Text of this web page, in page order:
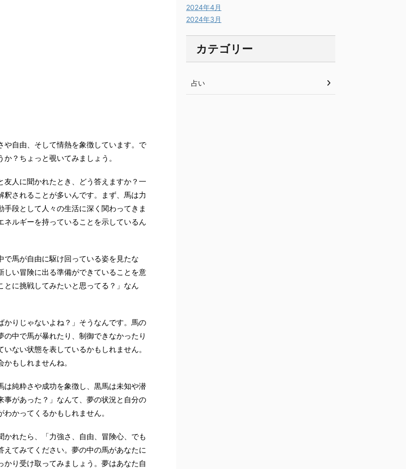
自由、そして情熱を象徴しています。で
？ちょっと覗いてみましょう。
友人に聞かれたとき、どう答えますか？一
されることが多いんです。まず、馬は力
段として人々の生活に深く関わってきま
ルギーを持っていることを示しているん
で馬が自由に駆け回っている姿を見たな
しい冒険に出る準備ができていることを意
に挑戦してみたいと思ってる？」なん
かりじゃないよね？」そうなんです。馬の
中で馬が暴れたり、制御できなかったり
ない状態を表しているかもしれません。
もしれませんね。
は純粋さや成功を象徴し、黒馬は未知や潜
があった？」なんて、夢の状況と自分の
かってくるかもしれません。
かれたら、「力強さ、自由、冒険心、でも
てみてください。夢の中の馬があなたに
り受け取ってみましょう。夢はあなた自
2024年4月
2024年3月
カテゴリー
占い